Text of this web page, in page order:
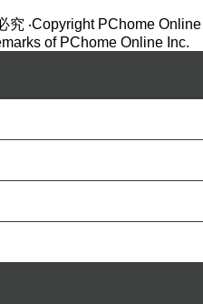
究 ‧Copyright PChome Online
of PChome Online Inc.